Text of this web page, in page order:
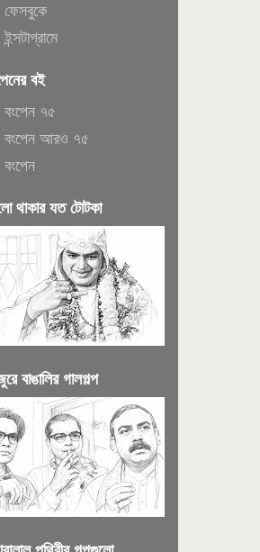
ফেসবুকে
ইন্সটাগ্রামে
বই
বংপেন ৭৫
বংপেন আরও ৭৫
বংপেন
থাকার যত টোটকা
বাঙালির গালগল্প